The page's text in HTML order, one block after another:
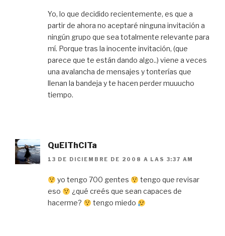
Yo, lo que decidido recientemente, es que a
partir de ahora no aceptaré ninguna invitación a
ningún grupo que sea totalmente relevante para
mí. Porque tras la inocente invitación, (que
parece que te están dando algo..) viene a veces
una avalancha de mensajes y tonterías que
llenan la bandeja y te hacen perder muuucho
tiempo.
QuEiThCiTa
13 DE DICIEMBRE DE 2008 A LAS 3:37 AM
yo tengo 700 gentes
tengo que revisar
eso
¿qué creés que sean capaces de
hacerme?
tengo miedo